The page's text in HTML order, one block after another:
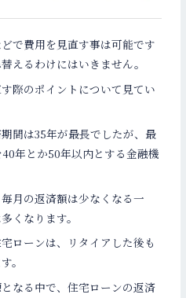
で費用を見直す事は可能です
えるわけにはいきません。
際のポイントについて見てい
間は35年が最長でしたが、最
年とか50年以内とする金融機
月の返済額は少なくなる一
くなります。
ローンは、リタイアした後も
。
なる中で、住宅ローンの返済